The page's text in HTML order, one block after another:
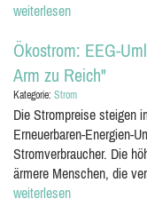
weiterlesen
Ökostrom: EEG-
Arm zu Reich"
Kategorie: Strom
Die Strompreise steigen
Erneuerbaren-Energien-
Stromverbraucher. Die
ärmere Menschen, die
weiterlesen